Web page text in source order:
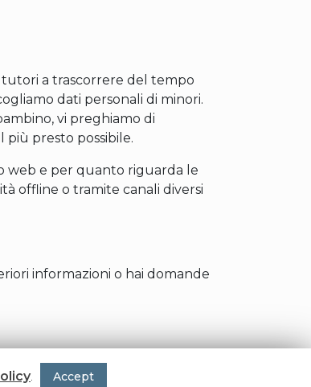
tutori a trascorrere del tempo
dati personali di minori.
vi preghiamo di
presto possibile.
web e per quanto riguarda le
offline o tramite canali diversi
informazioni o hai domande
. Accept